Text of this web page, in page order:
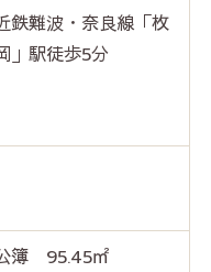
鉄難波・奈良線「枚
」駅徒歩5分
簿 95.45㎡